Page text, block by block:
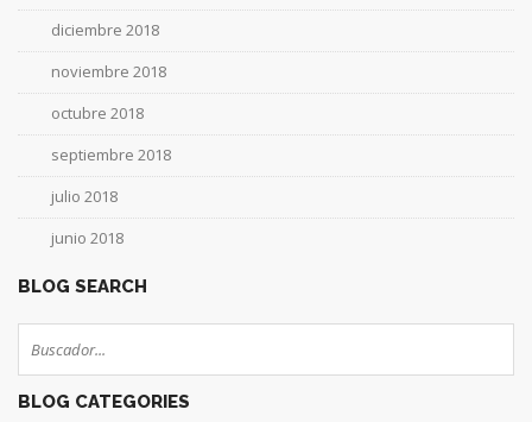
diciembre 2018
noviembre 2018
octubre 2018
septiembre 2018
julio 2018
junio 2018
BLOG SEARCH
BLOG CATEGORIES